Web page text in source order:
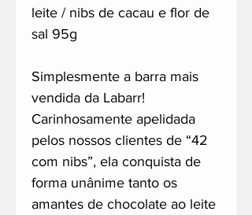
leite / nibs de cacau e flor de
sal 95g
Simplesmente a barra mais
vendida da Labarr!
Carinhosamente apelidada
pelos nossos clientes de “42
com nibs”, ela conquista de
forma unânime tanto os
amantes de chocolate ao leite